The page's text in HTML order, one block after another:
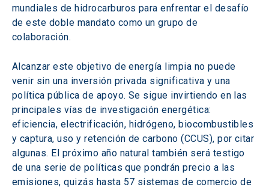
mundiales de hidrocarburos para enfrentar el desafío
de este doble mandato como un grupo de
colaboración.
Alcanzar este objetivo de energía limpia no puede
venir sin una inversión privada significativa y una
política pública de apoyo. Se sigue invirtiendo en las
principales vías de investigación energética:
eficiencia, electrificación, hidrógeno, biocombustibles
y captura, uso y retención de carbono (CCUS), por citar
algunas. El próximo año natural también será testigo
de una serie de políticas que pondrán precio a las
emisiones, quizás hasta 57 sistemas de comercio de